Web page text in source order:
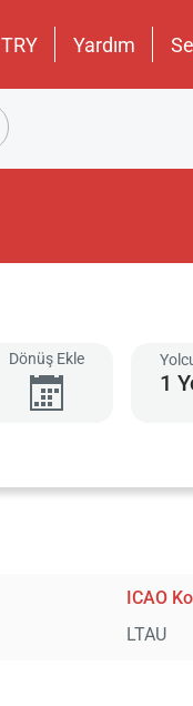
TRY Yardım
Dönüş Ekle
1
ICAO
LTAU